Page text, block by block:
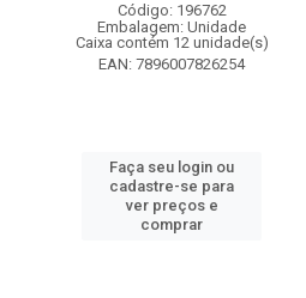
Código: 196762
Embalagem: Unidade
Caixa contém 12 unidade(s)
EAN: 7896007826254
Faça seu login ou
cadastre-se para
ver preços e
comprar